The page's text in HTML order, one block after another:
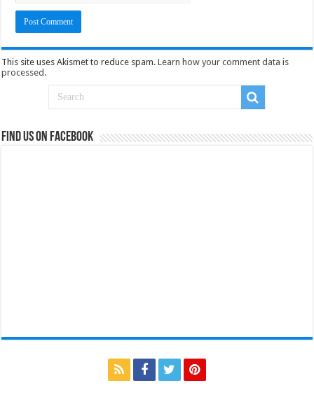
This site uses Akismet to reduce spam.Learn how your comment data is
processed .
Find us on Facebook